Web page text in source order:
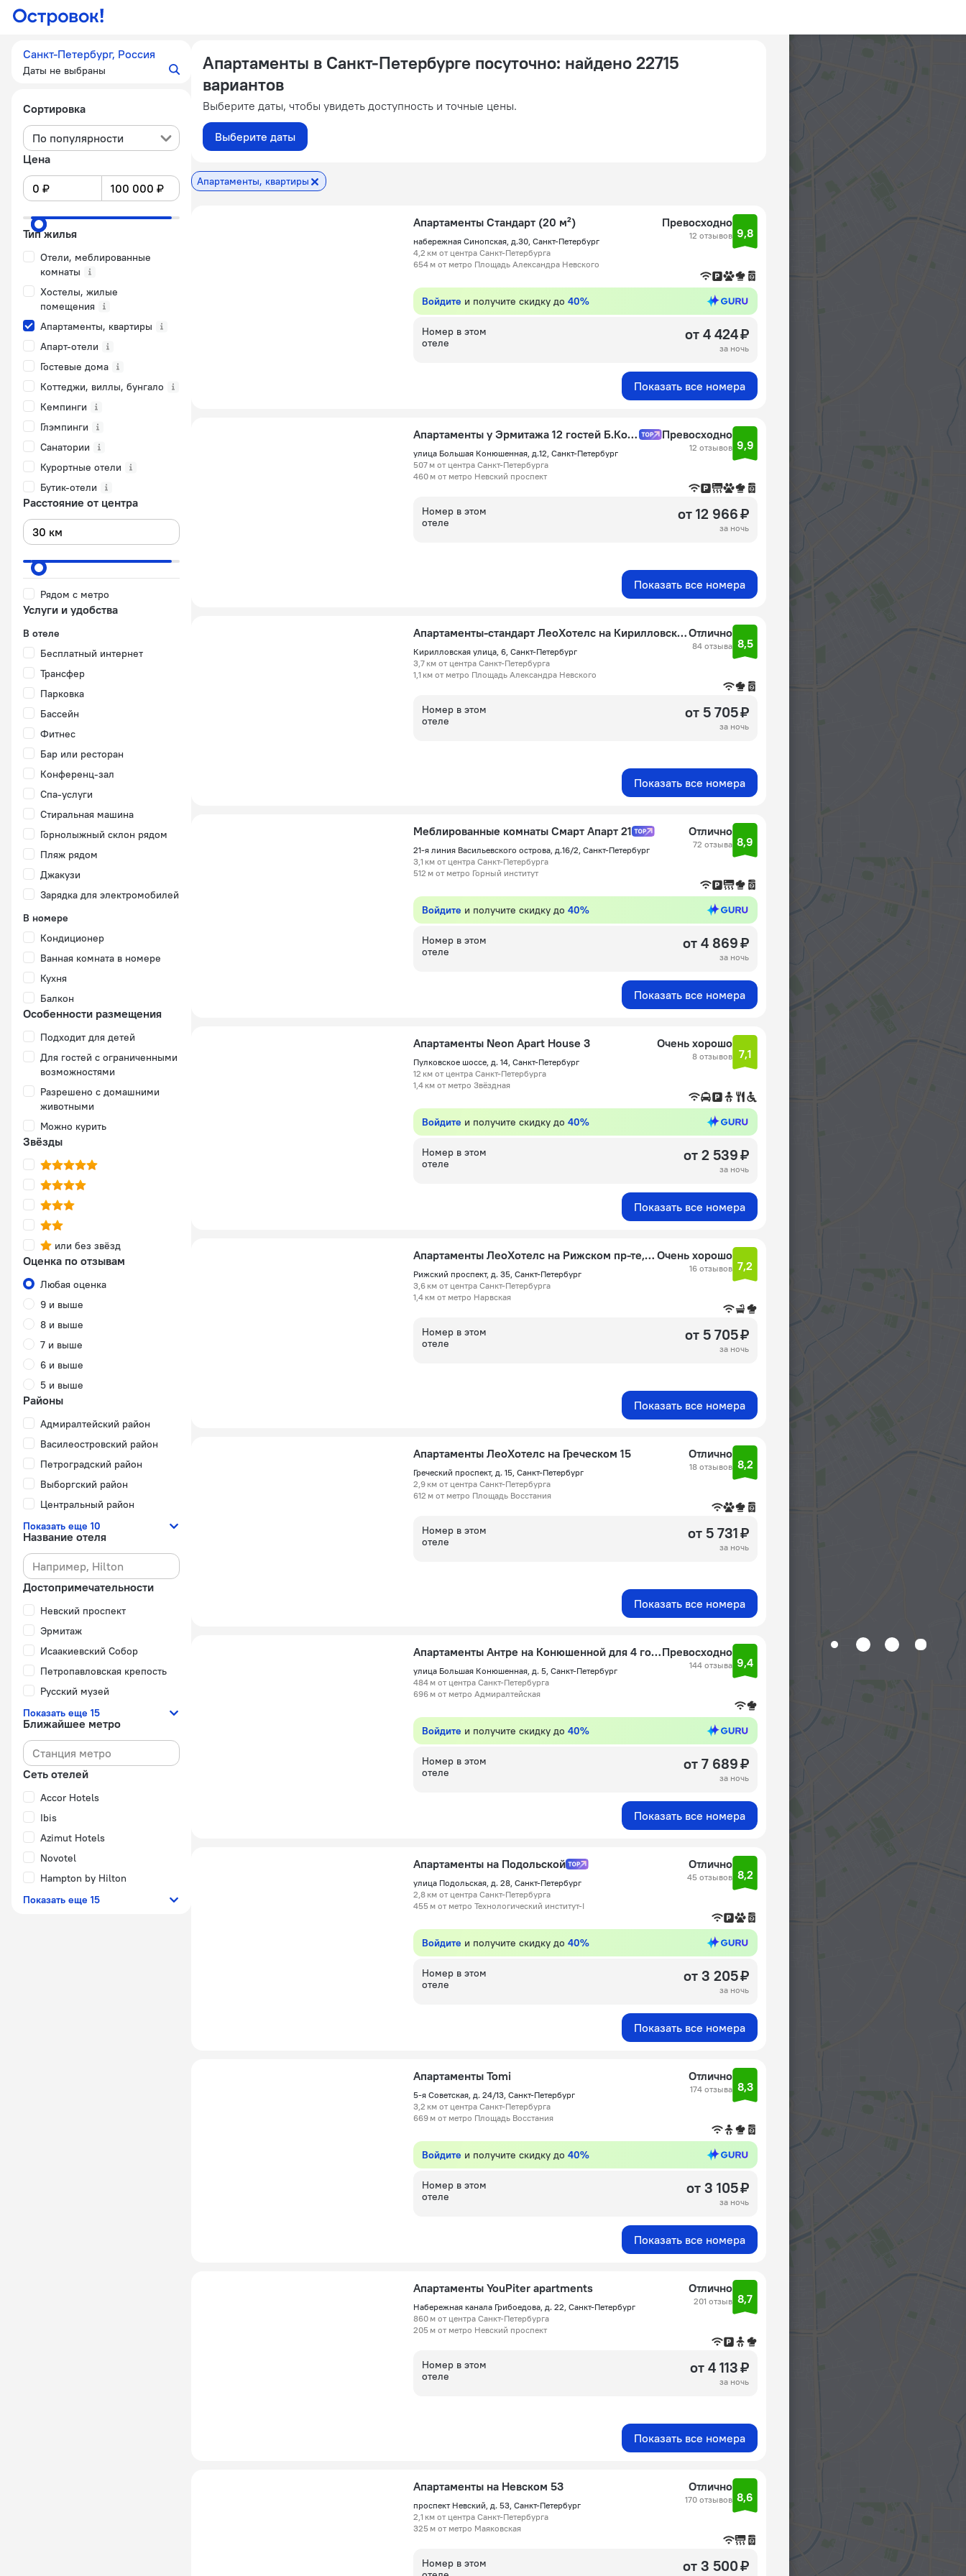
Санкт-Петербург, Россия
Даты не выбраны
Сортировка
По популярности
Цена
Тип жилья
Отели, меблированные
комнаты
Хостелы, жилые
помещения
Апартаменты, квартиры
Апарт-отели
Гостевые дома
Коттеджи, виллы, бунгало
Кемпинги
Глэмпинги
Санатории
Курортные отели
Бутик-отели
Расстояние от центра
Рядом с метро
Услуги и удобства
В отеле
Бесплатный интернет
Трансфер
Парковка
Бассейн
Фитнес
Бар или ресторан
Конференц-зал
Спа-услуги
Стиральная машина
Горнолыжный склон рядом
Пляж рядом
Джакузи
Зарядка для электромобилей
В номере
Кондиционер
Ванная комната в номере
Кухня
Балкон
Особенности размещения
Подходит для детей
Для гостей с ограниченными
возможностями
Разрешено с домашними
животными
Можно курить
Звёзды
или без звёзд
Оценка по отзывам
Любая оценка
9 и выше
8 и выше
7 и выше
6 и выше
5 и выше
Районы
Адмиралтейский район
Василеостровский район
Петроградский район
Выборгский район
Центральный район
Показать еще 10
Название отеля
Достопримечательности
Невский проспект
Эрмитаж
Исаакиевский Собор
Петропавловская крепость
Русский музей
Показать еще 15
Ближайшее метро
Сеть отелей
Accor Hotels
Ibis
Azimut Hotels
Novotel
Hampton by Hilton
Показать еще 15
Апартаменты в Санкт-Петербурге посуточно: найдено 22715
вариантов
Выберите даты, чтобы увидеть доступность и точные цены.
Выберите даты
Апартаменты, квартиры
Апартаменты Стандарт (20 м²)
набережная Синопская, д.30, Санкт-Петербург
4,2 км от центра Санкт-Петербурга
654 м от метро Площадь Александра Невского
Превосходно
12 отзывов 9,8
Войдите и получите скидку до 40%
Номер в этом
отеле
от 4 424 ₽
за ночь
Показать все номера
Апартаменты у Эрмитажа 12 гостей Б.Конюшенная 12
улица Большая Конюшенная, д.12, Санкт-Петербург
507 м от центра Санкт-Петербурга
460 м от метро Невский проспект
Превосходно
12 отзывов 9,9
Номер в этом
отеле
от 12 966 ₽
за ночь
Показать все номера
Апартаменты-стандарт ЛеоХотелс на Кирилловской
Кирилловская улица, 6, Санкт-Петербург
3,7 км от центра Санкт-Петербурга
1,1 км от метро Площадь Александра Невского
Отлично
84 отзыва 8,5
Номер в этом
отеле
от 5 705 ₽
за ночь
Показать все номера
Меблированные комнаты Смарт Апарт 21
21-я линия Васильевского острова, д.16/2, Санкт-Петербург
3,1 км от центра Санкт-Петербурга
512 м от метро Горный институт
Отлично
72 отзыва 8,9
Войдите и получите скидку до 40%
Номер в этом
отеле
от 4 869 ₽
за ночь
Показать все номера
Апартаменты Neon Apart House 3
Пулковское шоссе, д. 14, Санкт-Петербург
12 км от центра Санкт-Петербурга
1,4 км от метро Звёздная
Очень хорошо
8 отзывов 7,1
Войдите и получите скидку до 40%
Номер в этом
отеле
от 2 539 ₽
за ночь
Показать все номера
Апартаменты ЛеоХотелс на Рижском пр-те, 35
Рижский проспект, д. 35, Санкт-Петербург
3,6 км от центра Санкт-Петербурга
1,4 км от метро Нарвская
Очень хорошо
16 отзывов 7,2
Номер в этом
отеле
от 5 705 ₽
за ночь
Показать все номера
Апартаменты ЛеоХотелс на Греческом 15
Греческий проспект, д. 15, Санкт-Петербург
2,9 км от центра Санкт-Петербурга
612 м от метро Площадь Восстания
Отлично
18 отзывов 8,2
Номер в этом
отеле
от 5 731 ₽
за ночь
Показать все номера
Апартаменты Антре на Конюшенной для 4 гостей
улица Большая Конюшенная, д. 5, Санкт-Петербург
484 м от центра Санкт-Петербурга
696 м от метро Адмиралтейская
Превосходно
144 отзыва 9,4
Войдите и получите скидку до 40%
Номер в этом
отеле
от 7 689 ₽
за ночь
Показать все номера
Апартаменты на Подольской
улица Подольская, д. 28, Санкт-Петербург
2,8 км от центра Санкт-Петербурга
455 м от метро Технологический институт-I
Отлично
45 отзывов 8,2
Войдите и получите скидку до 40%
Номер в этом
отеле
от 3 205 ₽
за ночь
Показать все номера
Апартаменты Tomi
5-я Советская, д. 24/13, Санкт-Петербург
3,2 км от центра Санкт-Петербурга
669 м от метро Площадь Восстания
Отлично
174 отзыва 8,3
Войдите и получите скидку до 40%
Номер в этом
отеле
от 3 105 ₽
за ночь
Показать все номера
Апартаменты YouPiter apartments
Набережная канала Грибоедова, д. 22, Санкт-Петербург
860 м от центра Санкт-Петербурга
205 м от метро Невский проспект
Отлично
201 отзыв 8,7
Номер в этом
отеле
от 4 113 ₽
за ночь
Показать все номера
Апартаменты на Невском 53
проспект Невский, д. 53, Санкт-Петербург
2,1 км от центра Санкт-Петербурга
325 м от метро Маяковская
Отлично
170 отзывов 8,6
Номер в этом
от 3 500 ₽